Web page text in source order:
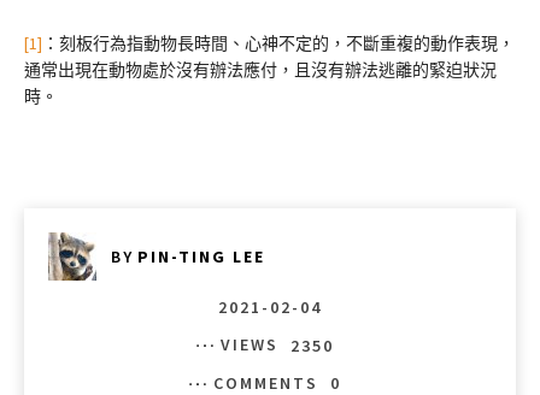
[1] ：刻板行為指動物長時間、心神不定的，不斷重複的動作表現，
通常出現在動物處於沒有辦法應付，且沒有辦法逃離的緊迫狀況
時。
BY PIN-TING LEE
2021-02-04
VIEWS
2350
COMMENTS
0